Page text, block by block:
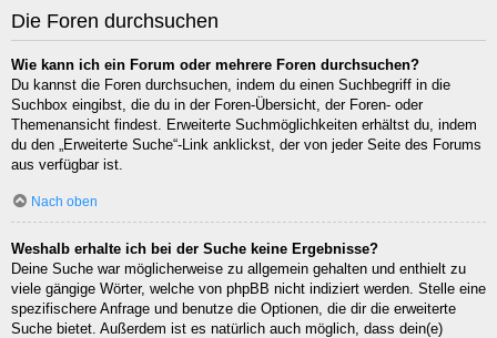
Die Foren durchsuchen
Wie kann ich ein Forum oder mehrere Foren durchsuchen?
Du kannst die Foren durchsuchen, indem du einen Suchbegriff in die
Suchbox eingibst, die du in der Foren-Übersicht, der Foren- oder
Themenansicht findest. Erweiterte Suchmöglichkeiten erhältst du, indem
du den „Erweiterte Suche“-Link anklickst, der von jeder Seite des Forums
aus verfügbar ist.
Nach oben
Weshalb erhalte ich bei der Suche keine Ergebnisse?
Deine Suche war möglicherweise zu allgemein gehalten und enthielt zu
viele gängige Wörter, welche von phpBB nicht indiziert werden. Stelle eine
spezifischere Anfrage und benutze die Optionen, die dir die erweiterte
Suche bietet. Außerdem ist es natürlich auch möglich, dass dein(e)